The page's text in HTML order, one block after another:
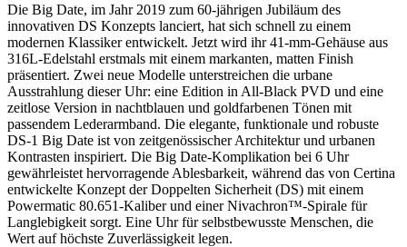
Die Big Date, im Jahr 2019 zum 60-jährigen Jubiläum des
innovativen DS Konzepts lanciert, hat sich schnell zu einem
modernen Klassiker entwickelt. Jetzt wird ihr 41-mm-Gehäuse aus
316L-Edelstahl erstmals mit einem markanten, matten Finish
präsentiert. Zwei neue Modelle unterstreichen die urbane
Ausstrahlung dieser Uhr: eine Edition in All-Black PVD und eine
zeitlose Version in nachtblauen und goldfarbenen Tönen mit
passendem Lederarmband. Die elegante, funktionale und robuste
DS-1 Big Date ist von zeitgenössischer Architektur und urbanen
Kontrasten inspiriert. Die Big Date-Komplikation bei 6 Uhr
gewährleistet hervorragende Ablesbarkeit, während das von Certina
entwickelte Konzept der Doppelten Sicherheit (DS) mit einem
Powermatic 80.651-Kaliber und einer Nivachron™-Spirale für
Langlebigkeit sorgt. Eine Uhr für selbstbewusste Menschen, die
Wert auf höchste Zuverlässigkeit legen.